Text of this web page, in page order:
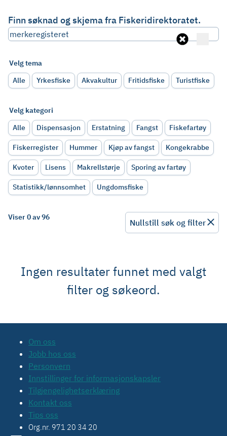
Finn søknad og skjema fra Fiskeridirektoratet.
Velg tema
Alle
Yrkesfiske Akvakultur Fritidsfiske Turistfiske
Velg kategori
Alle
Dispensasjon Erstatning Fangst Fiskefartøy
Fiskerregister Hummer Kjøp av fangst Kongekrabbe
Kvoter Lisens Makrellstørje Sporing av fartøy
Statistikk/lønnsomhet Ungdomsfiske
Viser 0 av 96
Nullstill søk og filter
Ingen resultater funnet med valgt
filter og søkeord.
Om oss
Jobb hos oss
Personvern
Innstillinger for informasjonskapsler
Tilgjengelighetserklæring
Kontakt oss
Tips oss
Org.nr. 971 20 34 20